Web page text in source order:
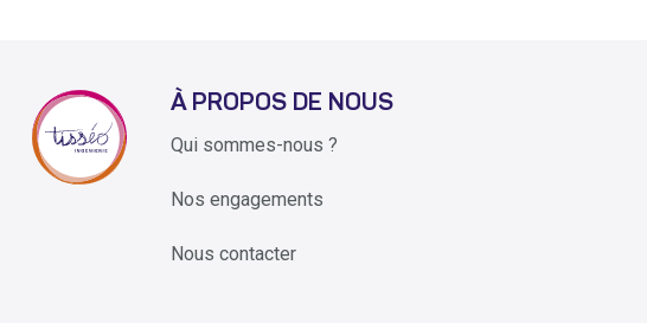
À PROPOS DE NOUS
Qui sommes-nous ?
Nos engagements
Nous contacter